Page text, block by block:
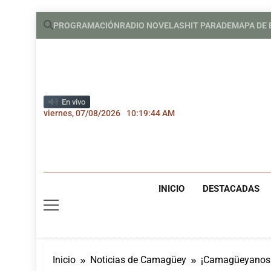
Saltar
PROGRAMACIÓNRADIO NOVELASHIT PARADEMAPA DE
En vivo
viernes, 07/08/2026 10:19:44 AM
INICIO DESTACADAS
Inicio Noticias de Camagüey